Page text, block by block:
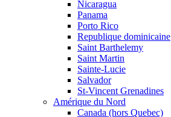
Nicaragua
Panama
Porto Rico
Republique dominicaine
Saint Barthelemy
Saint Martin
Sainte-Lucie
Salvador
St-Vincent Grenadines
Amérique du Nord
Canada (hors Quebec)